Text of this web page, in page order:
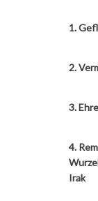
1.
2.
3.
4.
Irak